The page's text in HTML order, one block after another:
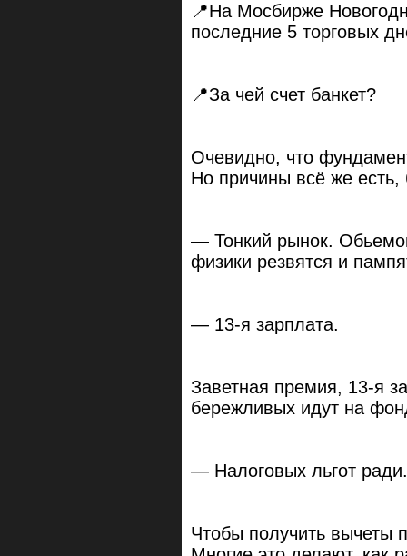
📍На Мосбирже
последние 5 торговых
📍За чей счет банкет?
Очевидно, что
Но причины всё же есть,
— Тонкий рынок.
физики резвятся и
— 13-я зарплата.
Заветная премия, 13-я
бережливых идут на
— Налоговых льгот ради.
Чтобы получить вычеты